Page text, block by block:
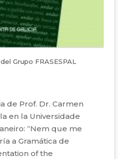
Grupo FRASESPAL
de Prof. Dr. Carmen
en la Universidade
“Nem que me
a Gramática de
of the